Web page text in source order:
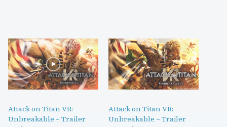
Attack on Titan VR:
Unbreakable – Trailer
Attack on Titan VR:
Unbreakable – Trailer